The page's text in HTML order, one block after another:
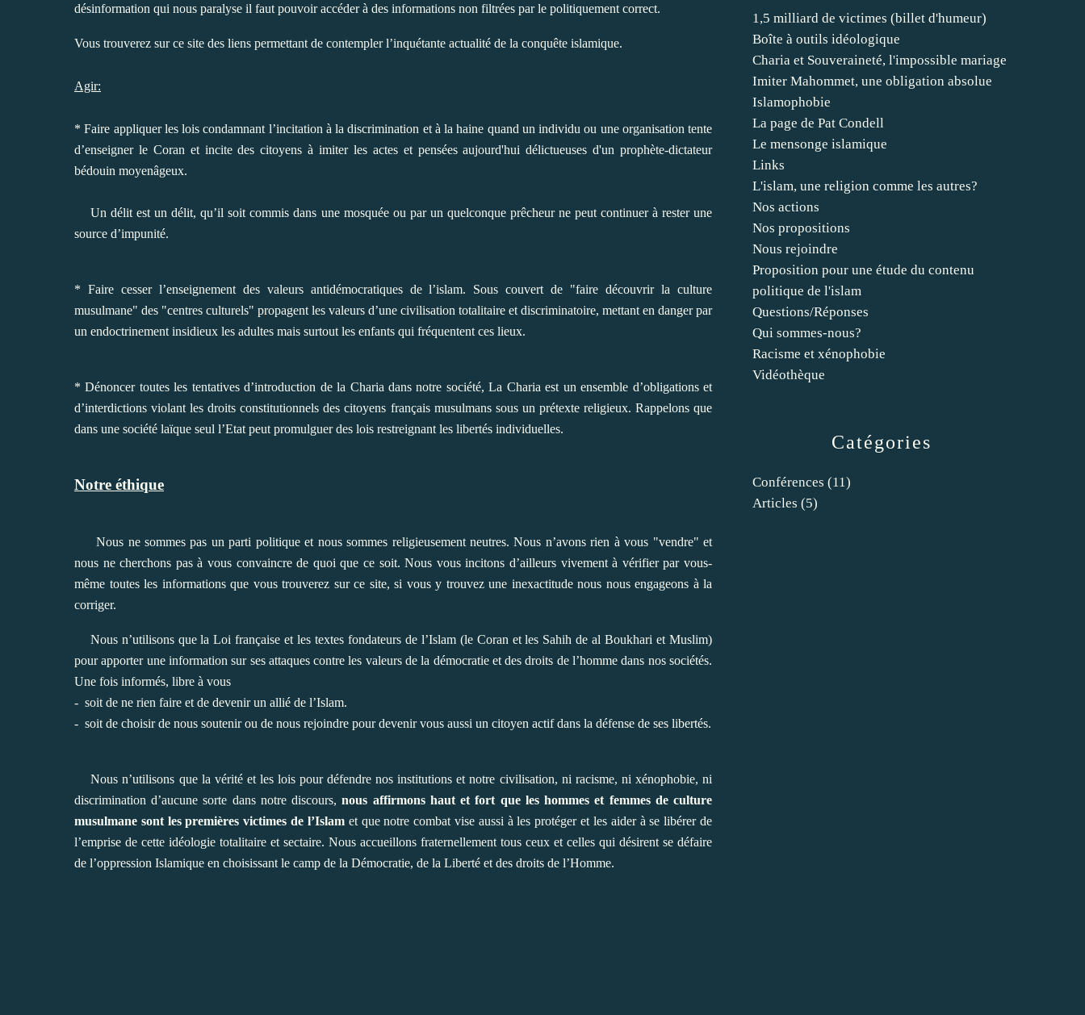
désinformation qui nous paralyse il faut pouvoir accéder à des informations non filtrées par le politiquement correct.
Vous trouverez sur ce site des liens permettant de contempler l’inquétante actualité de la conquête islamique.
Agir:
* Faire appliquer les lois condamnant l’incitation à la discrimination et à la haine quand un individu ou une organisation tente
d’enseigner le Coran et incite des citoyens à imiter les actes et pensées aujourd'hui délictueuses d'un prophète-dictateur
bédouin moyenâgeux.
Un délit est un délit, qu’il soit commis dans une mosquée ou par un quelconque prêcheur ne peut continuer à rester une
source d’impunité.
* Faire cesser l’enseignement des valeurs antidémocratiques de l’islam. Sous couvert de "faire découvrir la culture
musulmane" des "centres culturels" propagent les valeurs d’une civilisation totalitaire et discriminatoire, mettant en danger par
un endoctrinement insidieux les adultes mais surtout les enfants qui fréquentent ces lieux.
* Dénoncer toutes les tentatives d’introduction de la Charia dans notre société, La Charia est un ensemble d’obligations et
d’interdictions violant les droits constitutionnels des citoyens français musulmans sous un prétexte religieux. Rappelons que
dans une société laïque seul l’Etat peut promulguer des lois restreignant les libertés individuelles.
Notre éthique
Nous ne sommes pas un parti politique et nous sommes religieusement neutres. Nous n’avons rien à vous "vendre" et
nous ne cherchons pas à vous convaincre de quoi que ce soit. Nous vous incitons d’ailleurs vivement à vérifier par vous-
même toutes les informations que vous trouverez sur ce site, si vous y trouvez une inexactitude nous nous engageons à la
corriger.
Nous n’utilisons que la Loi française et les textes fondateurs de l’Islam (le Coran et les Sahih de al Boukhari et Muslim)
pour apporter une information sur ses attaques contre les valeurs de la démocratie et des droits de l’homme dans nos sociétés.
Une fois informés, libre à vous
- soit de ne rien faire et de devenir un allié de l’Islam.
- soit de choisir de nous soutenir ou de nous rejoindre pour devenir vous aussi un citoyen actif dans la défense de ses libertés.
Nous n’utilisons que la vérité et les lois pour défendre nos institutions et notre civilisation, ni racisme, ni xénophobie, ni
discrimination d’aucune sorte dans notre discours,nous affirmons haut et fort que les hommes et femmes de culture
musulmane sont les premières victimes de l’Islamet que notre combat vise aussi à les protéger et les aider à se libérer de
l’emprise de cette idéologie totalitaire et sectaire. Nous accueillons fraternellement tous ceux et celles qui désirent se défaire
de l’oppression Islamique en choisissant le camp de la Démocratie, de la Liberté et des droits de l’Homme.
Catégories
Conférences (11)
Articles (5)
1,5 milliard de victimes (billet d'humeur)
Boîte à outils idéologique
Charia et Souveraineté, l'impossible mariage
Imiter Mahommet, une obligation absolue
Islamophobie
La page de Pat Condell
Le mensonge islamique
Links
L'islam, une religion comme les autres?
Nos actions
Nos propositions
Nous rejoindre
Proposition pour une étude du contenu
politique de l'islam
Questions/Réponses
Qui sommes-nous?
Racisme et xénophobie
Vidéothèque